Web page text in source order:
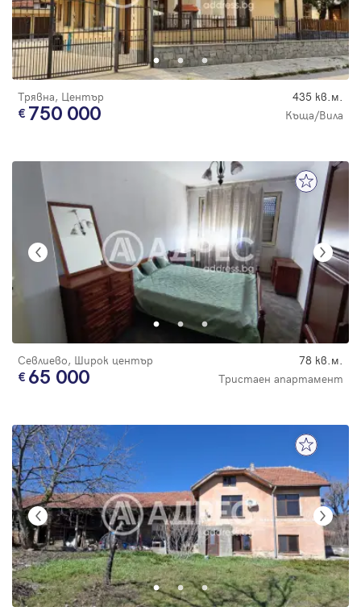
Трявна, Център 435 кв.м.
750 000 Къща/Вила
Севлиево, Широк център 78 кв.м.
65 000 Тристаен апартамент